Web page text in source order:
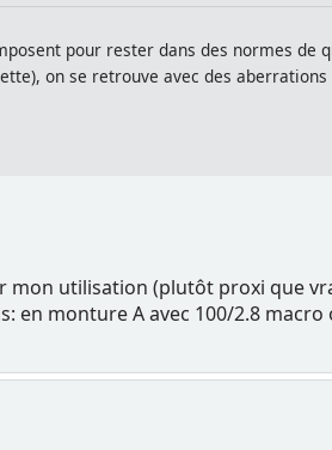
pour rester dans des normes de
on se retrouve avec des
mon utilisation (plutôt proxi que
monture A avec 100/2.8 macro